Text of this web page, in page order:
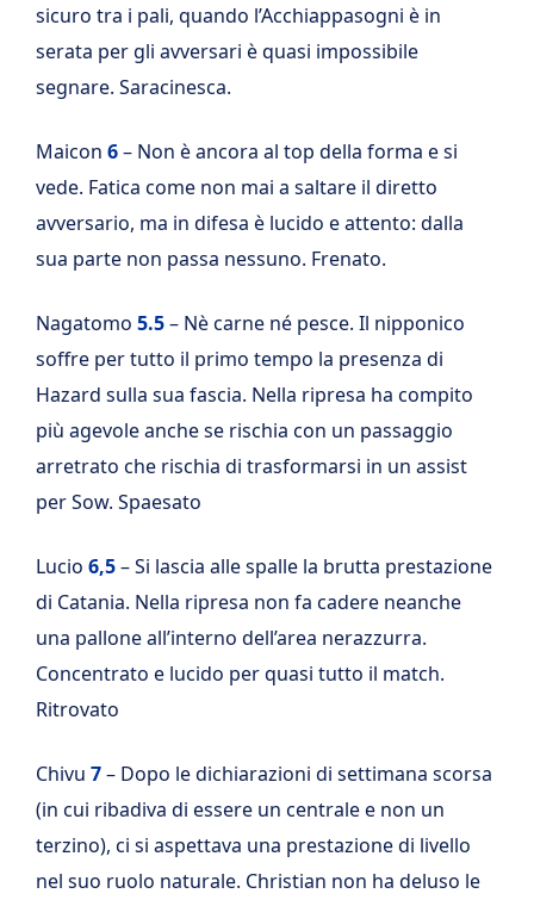
sicuro tra i pali, quando l’Acchiappasogni è in
serata per gli avversari è quasi impossibile
segnare. Saracinesca.
Maicon 6– Non è ancora al top della forma e si
vede. Fatica come non mai a saltare il diretto
avversario, ma in difesa è lucido e attento: dalla
sua parte non passa nessuno. Frenato.
Nagatomo 5.5– Nè carne né pesce. Il nipponico
soffre per tutto il primo tempo la presenza di
Hazard sulla sua fascia. Nella ripresa ha compito
più agevole anche se rischia con un passaggio
arretrato che rischia di trasformarsi in un assist
per Sow. Spaesato
Lucio 6,5– Si lascia alle spalle la brutta prestazione
di Catania. Nella ripresa non fa cadere neanche
una pallone all’interno dell’area nerazzurra.
Concentrato e lucido per quasi tutto il match.
Ritrovato
Chivu 7– Dopo le dichiarazioni di settimana scorsa
(in cui ribadiva di essere un centrale e non un
terzino), ci si aspettava una prestazione di livello
nel suo ruolo naturale. Christian non ha deluso le